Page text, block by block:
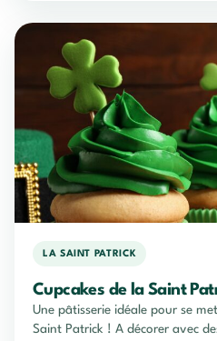
LA SAINT PATRICK
Cupcakes de la Saint
Une pâtisserie idéale pour se
Saint Patrick ! A décorer avec